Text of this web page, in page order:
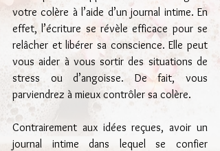
votre colère à l’aide d’un journal intime. En
effet, l’écriture se révèle efficace pour se
relâcher et libérer sa conscience. Elle peut
vous aider à vous sortir des situations de
stress ou d’angoisse. De fait, vous
parviendrez à mieux contrôler sa colère.
Contrairement aux idées reçues, avoir un
journal intime dans lequel se confier